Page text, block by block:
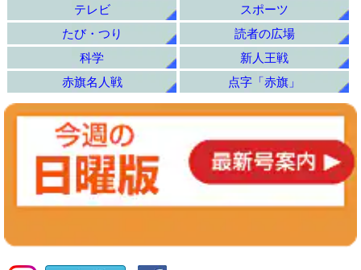
テレビ
スポーツ
たび・つり
読者の広場
科学
新人王戦
赤旗名人戦
点字「赤旗」